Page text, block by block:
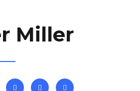
Miller